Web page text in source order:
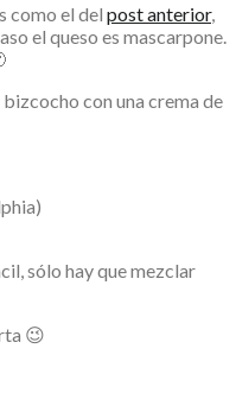
como el del post anterior,
el queso es mascarpone.
con una crema de
sólo hay que mezclar
😉